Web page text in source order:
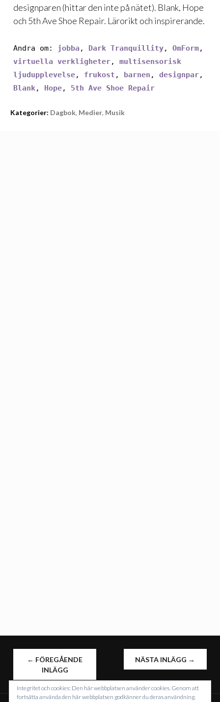
designparen (hittar den inte på nätet). Blank, Hope
och 5th Ave Shoe Repair. Lärorikt och inspirerande.
Andra om: jobba , Dark Tranquillity, OmForm,
virtuella verkligheter, multisensorisk
ljudupplevelse, frukost , barnen , designpar,
Blank, Hope, 5th Ave Shoe Repair
Kategorier: Dagbok, Medier, Musik
INLÄGGSNAVIGERING
← FÖREGÅENDE
INLÄGG
NÄSTA INLÄGG →
Integritet och cookies: Den här webbplatsen använder cookies. Genom att
fortsätta använda den här webbplatsen godkänner du deras användning.